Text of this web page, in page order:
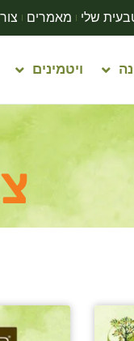
שלי מאמרים
ויטמינים